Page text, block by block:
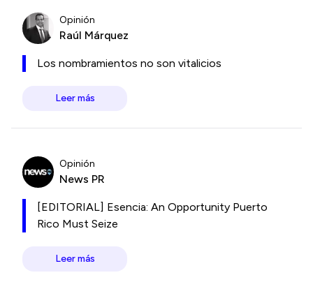
Opinión
Raúl Márquez
Los nombramientos no son vitalicios
Leer más
Opinión
News PR
[EDITORIAL] Esencia: An Opportunity Puerto
Rico Must Seize
Leer más